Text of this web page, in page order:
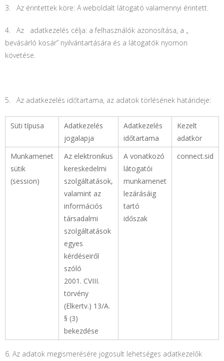
3. Az érintettek köre: A weboldalt látogató valamennyi érintett.
4. Az adatkezelés célja: a felhasználók azonosítása, a „
bevásárló kosár” nyilvántartására és a látogatók nyomon
követése.
5. Az adatkezelés időtartama, az adatok törlésének határideje:
Süti típusa
Adatkezelés
jogalapja
Adatkezelés
időtartama
Kezelt
adatkör
Munkamenet
sütik
(session)
Az elektronikus
kereskedelmi
szolgáltatások,
valamint az
információs
társadalmi
szolgáltatások
egyes
kérdéseiről
szóló
2001. CVIII.
törvény
(Elkertv.) 13/A.
§ (3)
bekezdése
A vonatkozó
látogatói
munkamenet
lezárásáig
tartó
időszak
connect.sid
6. Az adatok megismerésére jogosult lehetséges adatkezelők